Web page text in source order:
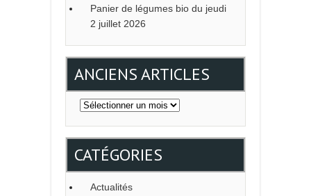
Panier de légumes bio du jeudi
2 juillet 2026
ANCIENS ARTICLES
Anciens
articles
CATÉGORIES
Actualités